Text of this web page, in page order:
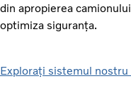
din apropierea
optimiza siguranța.
Explorați sistemul